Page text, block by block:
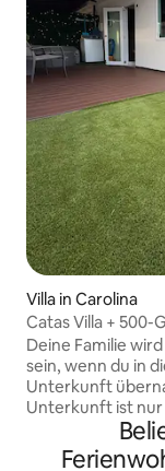
Villa in Carolina
Catas Villa + 500-
Poolbereich +
Deine Familie
sein, wenn du in
Unterkunft
Unterkunft ist
Gäste. Es
touristischen